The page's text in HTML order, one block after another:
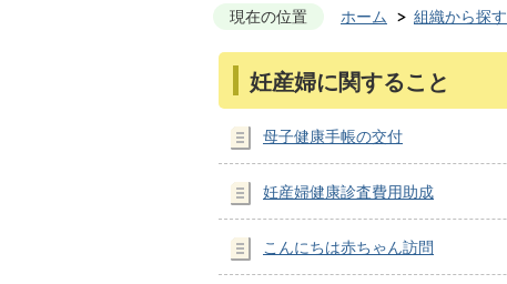
現在の位置 ホーム 組織から探す
妊産婦に関すること
母子健康手帳の交付
妊産婦健康診査費用助成
こんにちは赤ちゃん訪問